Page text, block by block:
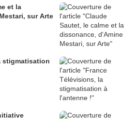
et la
sur Arte
stigmatisation